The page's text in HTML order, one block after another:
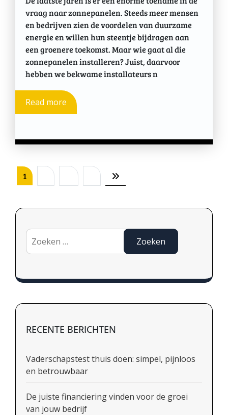
vraag naar zonnepanelen. Steeds meer mensen
en bedrijven zien de voordelen van duurzame
energie en willen hun steentje bijdragen aan
een groenere toekomst. Maar wie gaat al die
zonnepanelen installeren? Juist, daarvoor
hebben we bekwame installateurs n
Read more
Berichten
1
Zoeken
naar:
RECENTE BERICHTEN
Vaderschapstest thuis doen: simpel, pijnloos
en betrouwbaar
De juiste financiering vinden voor de groei
van jouw bedrijf